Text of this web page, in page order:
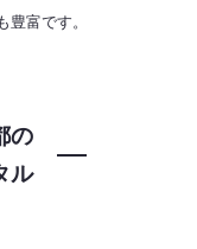
富です。
の
ル